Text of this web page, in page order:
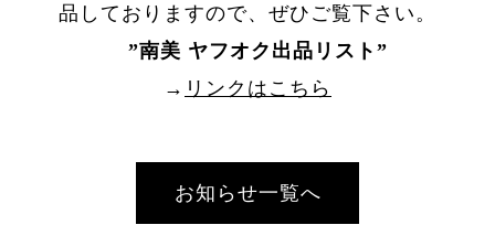
品しておりますので、ぜひご覧下さい。
”南美 ヤフオク出品リスト ”
→ リンクはこちら
お知らせ一覧へ